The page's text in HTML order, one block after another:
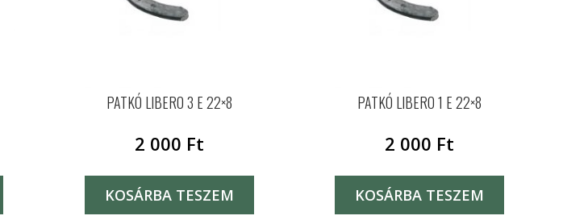
PATKÓ LIBERO 3 E 22×8
2 000 Ft
KOSÁRBA TESZEM
PATKÓ LIBERO 1 E 22×8
2 000 Ft
KOSÁRBA TESZEM